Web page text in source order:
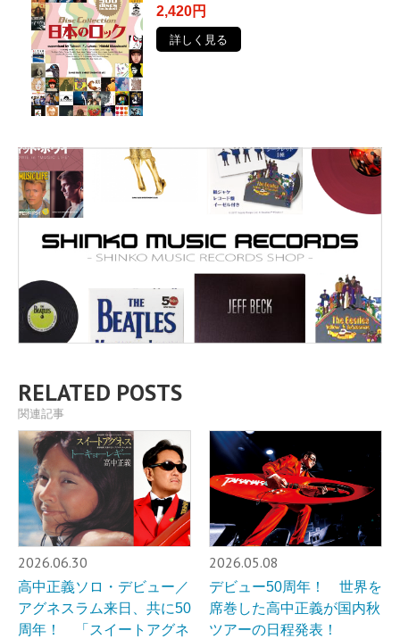
2,420円
詳しく見る
RELATED POSTS
関連記事
2026.06.30
高中正義ソロ・デビュー／
アグネスラム来日、共に50
周年！ 「スイートアグネ
2026.05.08
デビュー50周年！ 世界を
席巻した高中正義が国内秋
ツアーの日程発表！